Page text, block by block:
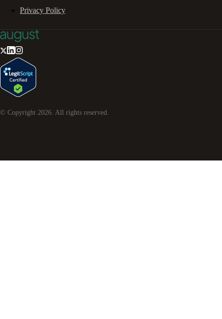
Privacy Policy
© Copyright 2026 . All rights reserved.